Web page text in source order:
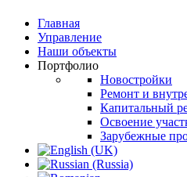
Главная
Управление
Наши объекты
Портфолио
Новостройки
Ремонт и
Капитальный
Освоение
Зарубежные